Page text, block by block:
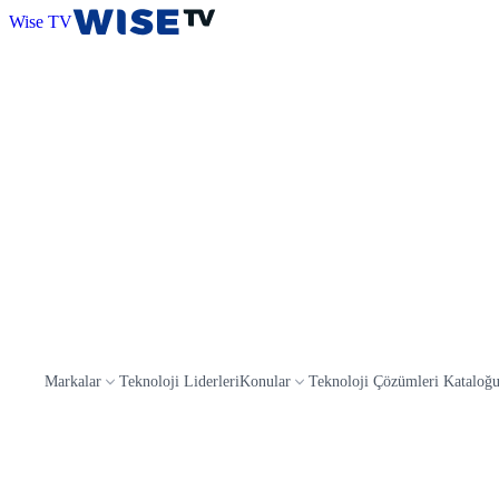
Wise TV
Markalar Teknoloji LiderleriKonular Teknoloji Çözümleri Kataloğu